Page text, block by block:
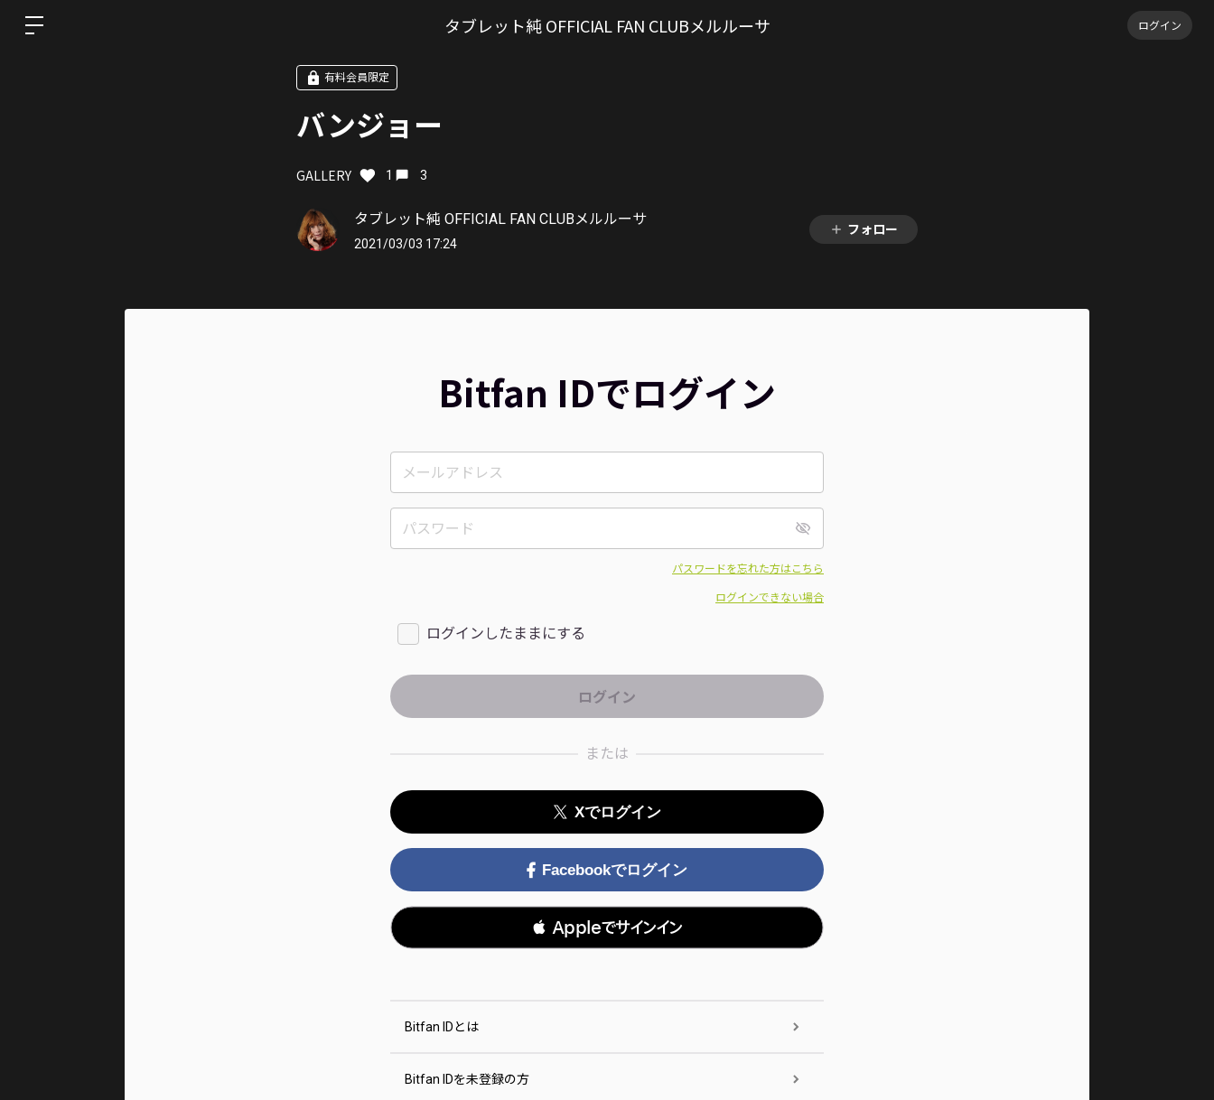
タブレット純 OFFICIAL FAN CLUBメルルーサ ログイン
有料会員限定
バンジョー
GALLERY 1 3
タブレット純 OFFICIAL FAN CLUBメルルーサ
2021/03/03 17:24
フォロー
Bitfan IDでログイン
パスワードを忘れた方はこちら
ログインできない場合
ログインしたままにする
または
Xでログイン
Facebookでログイン
 Appleでサインイン
Bitfan IDとは
Bitfan IDを未登録の方